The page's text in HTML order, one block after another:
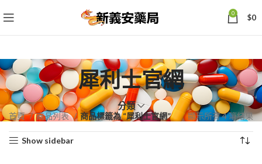
0 $0
犀利士官網
分類
首頁 商品列表 商品標籤為 “犀利士官網” 顯示所有 4 筆結果依
Show sidebar